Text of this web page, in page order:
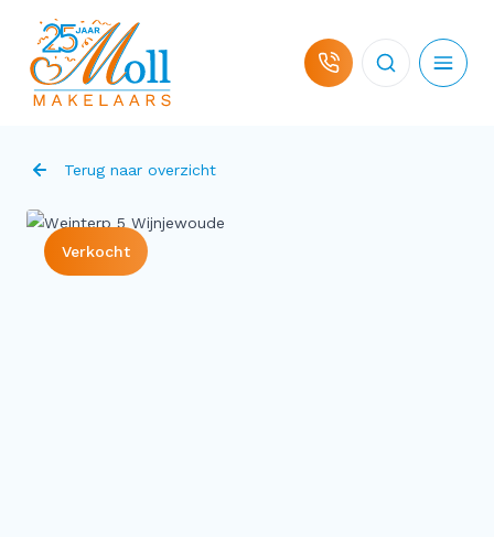
Terug naar overzicht
Verkocht